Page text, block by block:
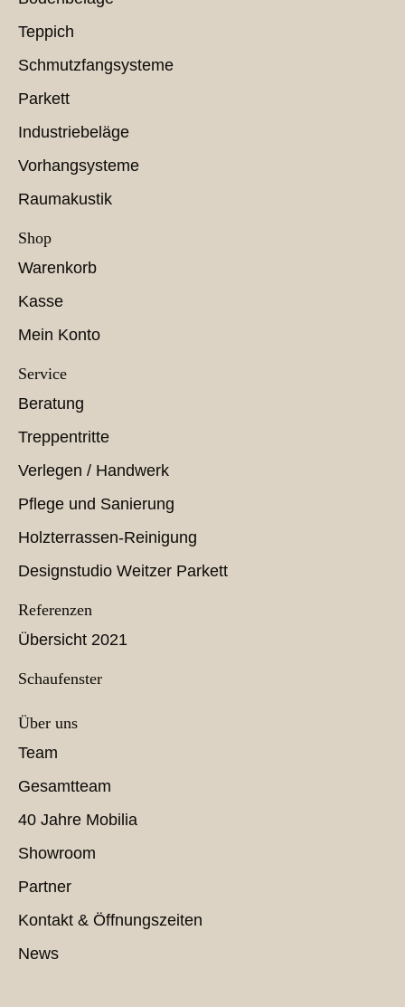
Teppich
Schmutzfangsysteme
Parkett
Industriebeläge
Vorhangsysteme
Raumakustik
Shop
Warenkorb
Kasse
Mein Konto
Service
Beratung
Treppentritte
Verlegen / Handwerk
Pflege und Sanierung
Holzterrassen-Reinigung
Designstudio Weitzer Parkett
Referenzen
Übersicht 2021
Schaufenster
Über uns
Team
Gesamtteam
40 Jahre Mobilia
Showroom
Partner
Kontakt & Öffnungszeiten
News